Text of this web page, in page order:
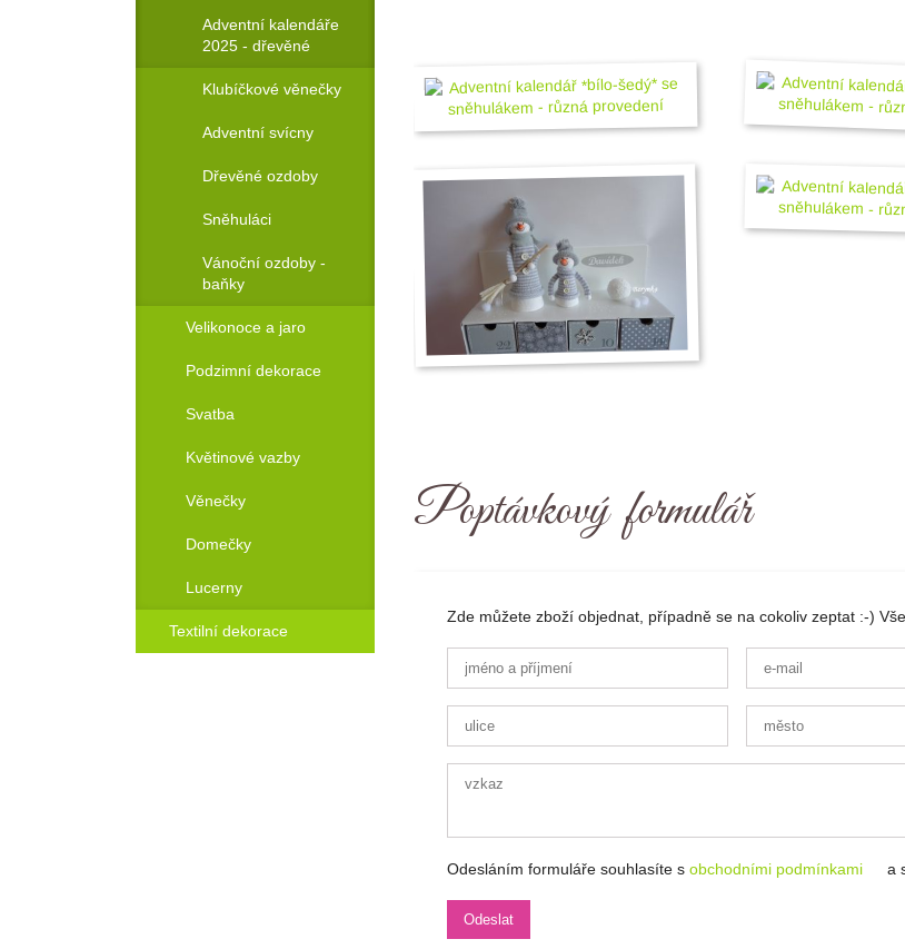
Poptávkový formulář
Zde můžete zboží objednat, případně se na cokoliv zeptat :-)
Odesláním formuláře souhlasíte s obchodními podmínkami a
Adventní kalendáře
2025 - dřevěné
Klubíčkové věnečky
Adventní svícny
Dřevěné ozdoby
Sněhuláci
Vánoční ozdoby -
baňky
Velikonoce a jaro
Podzimní dekorace
Svatba
Květinové vazby
Věnečky
Domečky
Lucerny
Textilní dekorace